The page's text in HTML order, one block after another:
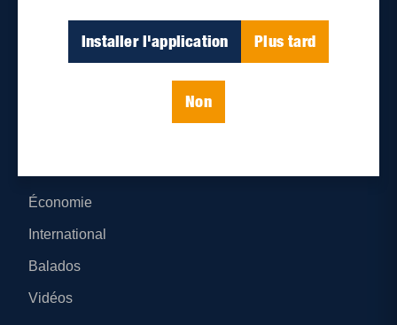
Installer l'application Plus tard
Non
Économie
International
Balados
Vidéos